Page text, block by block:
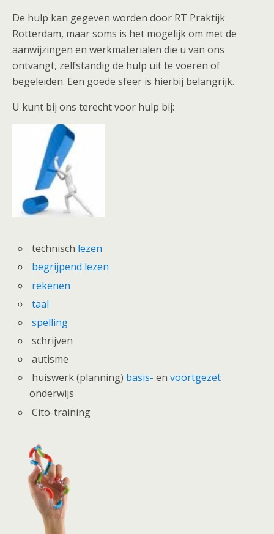
De hulp kan gegeven worden door RT Praktijk
Rotterdam, maar soms is het mogelijk om met de
aanwijzingen en werkmaterialen die u van ons
ontvangt, zelfstandig de hulp uit te voeren of
begeleiden. Een goede sfeer is hierbij belangrijk.
U kunt bij ons terecht voor hulp bij:
technisch lezen
begrijpend lezen
rekenen
taal
spelling
schrijven
autisme
huiswerk (planning) basis-envoortgezet
onderwijs
Cito-training